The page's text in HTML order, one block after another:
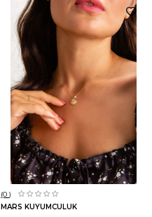
(0 )
MARS KUYUMCULUK